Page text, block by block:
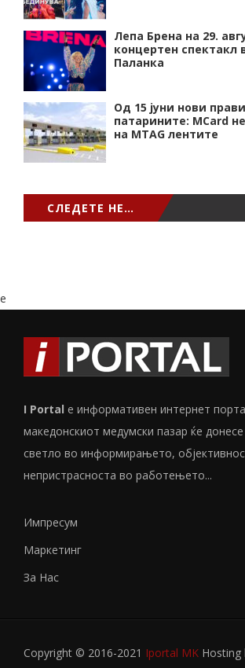
Лепа Брена на 29.
концертен спектакл
Паланка
Од 15 јуни нови
патарините: MCard
на MTAG лентите
СЛЕДЕТЕ НЕ…
e
I Portal е информативен интернет
македонскиот медумски пазар ќе
светло во информирањето,
непристрасноста во работењето...
Импресум
Маркетинг
За Нас
Copyright © 2016-2021 Iportal MK Hosting